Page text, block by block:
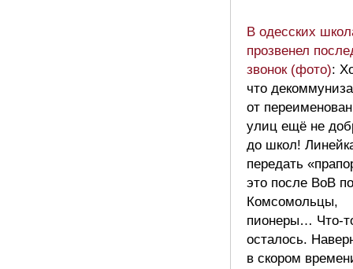
В одесских
прозвенел
звонок (фото):
что
от
улиц ещё не
до школ!
передать
это после ВоВ
Комсомольцы,
пионеры… Что-
осталось.
в скором